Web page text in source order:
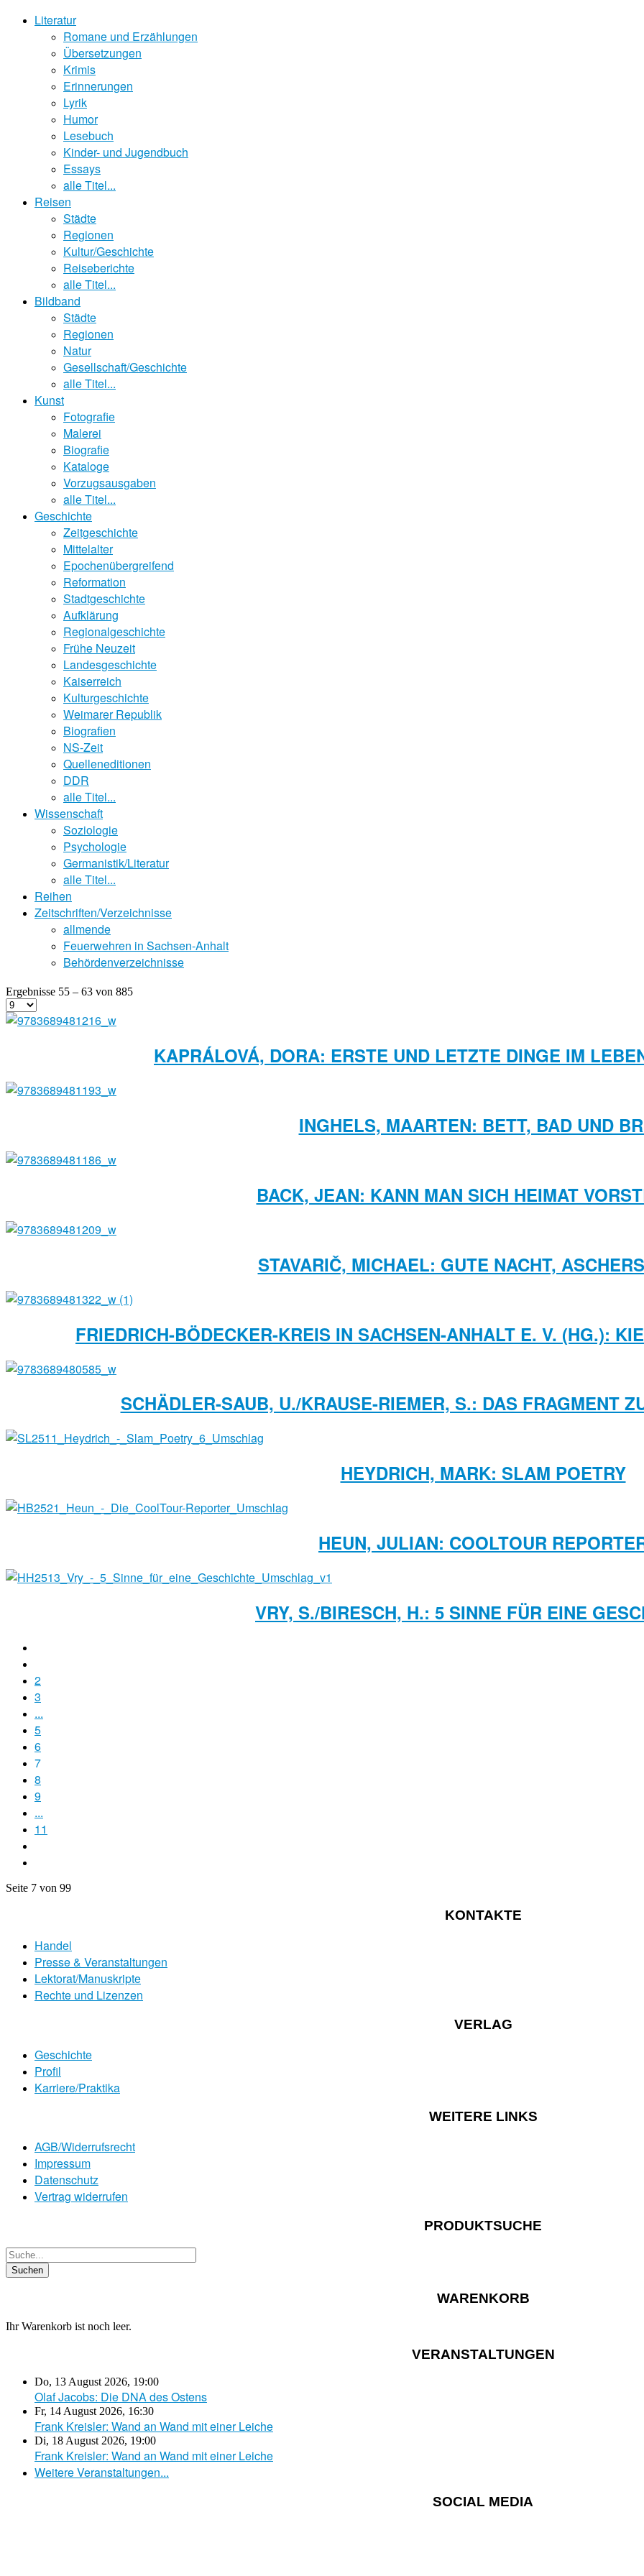
Literatur
Romane und Erzählungen
Übersetzungen
Krimis
Erinnerungen
Lyrik
Humor
Lesebuch
Kinder- und Jugendbuch
Essays
alle Titel...
Reisen
Städte
Regionen
Kultur/Geschichte
Reiseberichte
alle Titel...
Bildband
Städte
Regionen
Natur
Gesellschaft/Geschichte
alle Titel...
Kunst
Fotografie
Malerei
Biografie
Kataloge
Vorzugsausgaben
alle Titel...
Geschichte
Zeitgeschichte
Mittelalter
Epochenübergreifend
Reformation
Stadtgeschichte
Aufklärung
Regionalgeschichte
Frühe Neuzeit
Landesgeschichte
Kaiserreich
Kulturgeschichte
Weimarer Republik
Biografien
NS-Zeit
Quelleneditionen
DDR
alle Titel...
Wissenschaft
Soziologie
Psychologie
Germanistik/Literatur
alle Titel...
Reihen
Zeitschriften/Verzeichnisse
allmende
Feuerwehren in Sachsen-Anhalt
Behördenverzeichnisse
Ergebnisse 55 – 63 von 885
KAPRÁLOVÁ, DORA: ERSTE UND LETZTE DINGE IM
INGHELS, MAARTEN: BETT, BAD UND
BACK, JEAN: KANN MAN SICH HEIMAT
STAVARIČ, MICHAEL: GUTE NACHT,
FRIEDRICH-BÖDECKER-KREIS IN SACHSEN-ANHALT E. V. (HG.):
SCHÄDLER-SAUB, U./KRAUSE-RIEMER, S.: DAS FRAGMENT
HEYDRICH, MARK: SLAM POETRY
HEUN, JULIAN: COOLTOUR
VRY, S./BIRESCH, H.: 5 SINNE FÜR EINE
2
3
...
5
6
7
8
9
...
11
Seite 7 von 99
KONTAKTE
Handel
Presse & Veranstaltungen
Lektorat/Manuskripte
Rechte und Lizenzen
VERLAG
Geschichte
Profil
Karriere/Praktika
WEITERE LINKS
AGB/Widerrufsrecht
Impressum
Datenschutz
Vertrag widerrufen
PRODUKTSUCHE
WARENKORB
Ihr Warenkorb ist noch leer.
VERANSTALTUNGEN
Do, 13 August 2026, 19:00
Olaf Jacobs: Die DNA des Ostens
Fr, 14 August 2026, 16:30
Frank Kreisler: Wand an Wand mit einer Leiche
Di, 18 August 2026, 19:00
Frank Kreisler: Wand an Wand mit einer Leiche
Weitere Veranstaltungen...
SOCIAL MEDIA